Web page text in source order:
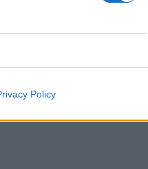
Policy